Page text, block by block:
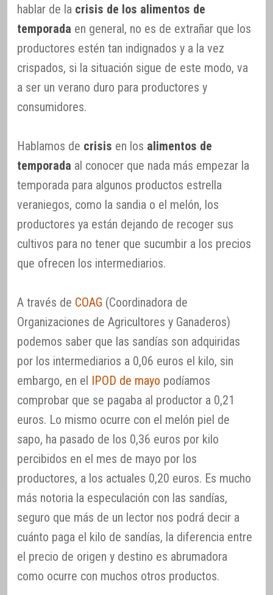
hablar de la crisis de los alimentos de
temporada en general, no es de extrañar que los
productores estén tan indignados y a la vez
crispados, si la situación sigue de este modo, va
a ser un verano duro para productores y
consumidores.
Hablamos de crisis en los alimentos de
temporada al conocer que nada más empezar la
temporada para algunos productos estrella
veraniegos, como la sandia o el melón, los
productores ya están dejando de recoger sus
cultivos para no tener que sucumbir a los precios
que ofrecen los intermediarios.
A través de COAG (Coordinadora de
Organizaciones de Agricultores y Ganaderos)
podemos saber que las sandías son adquiridas
por los intermediarios a 0,06 euros el kilo, sin
embargo, en el
IPOD de mayo podíamos
comprobar que se pagaba al productor a 0,21
euros. Lo mismo ocurre con el melón piel de
sapo, ha pasado de los 0,36 euros por kilo
percibidos en el mes de mayo por los
productores, a los actuales 0,20 euros. Es mucho
más notoria la especulación con las sandías,
seguro que más de un lector nos podrá decir a
cuánto paga el kilo de sandías, la diferencia entre
el precio de origen y destino es abrumadora
como ocurre con muchos otros productos.